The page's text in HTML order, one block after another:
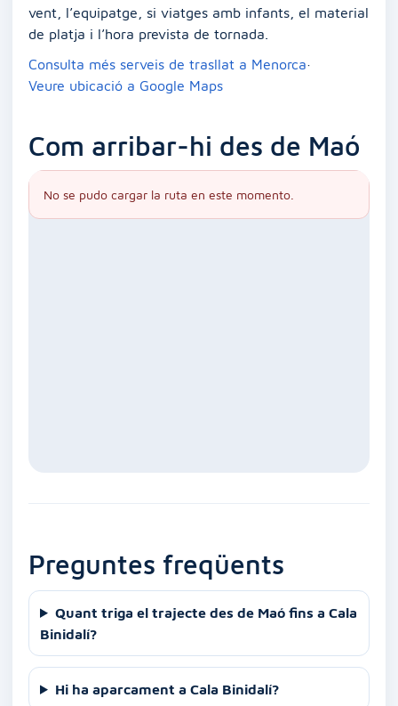
vent, l’equipatge, si viatges amb infants, el material
de platja i l’hora prevista de tornada.
Consulta més serveis de trasllat a Menorca·
Veure ubicació a Google Maps
Com arribar-hi des de Maó
No se pudo cargar la ruta en este momento.
Preguntes freqüents
Quant triga el trajecte des de Maó fins a Cala
Binidalí?
Hi ha aparcament a Cala Binidalí?